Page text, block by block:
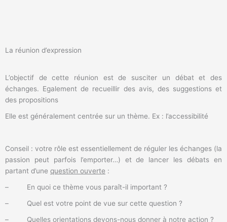
La réunion d’expression
L’objectif de cette réunion est de susciter un débat et des
échanges. Egalement de recueillir des avis, des suggestions et
des propositions
Elle est généralement centrée sur un thème. Ex : l’accessibilité
Conseil : votre rôle est essentiellement de réguler les échanges (la
passion peut parfois l’emporter…) et de lancer les débats en
partant d’une question ouverte :
– En quoi ce thème vous paraît-il important ?
– Quel est votre point de vue sur cette question ?
– Quelles orientations devons-nous donner à notre action ?